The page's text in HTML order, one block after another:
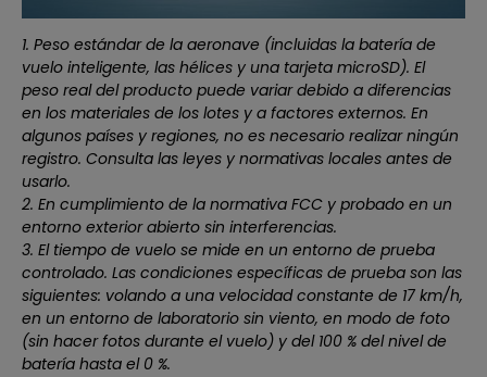
1. Peso estándar de la aeronave (incluidas la batería de
vuelo inteligente, las hélices y una tarjeta microSD). El
peso real del producto puede variar debido a diferencias
en los materiales de los lotes y a factores externos. En
algunos países y regiones, no es necesario realizar ningún
registro. Consulta las leyes y normativas locales antes de
usarlo.
2. En cumplimiento de la normativa FCC y probado en un
entorno exterior abierto sin interferencias.
3. El tiempo de vuelo se mide en un entorno de prueba
controlado. Las condiciones específicas de prueba son las
siguientes: volando a una velocidad constante de 17 km/h,
en un entorno de laboratorio sin viento, en modo de foto
(sin hacer fotos durante el vuelo) y del 100 % del nivel de
batería hasta el 0 %.